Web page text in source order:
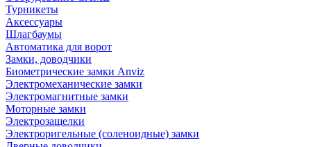
Турникеты
Аксессуары
Шлагбаумы
Автоматика для ворот
Замки, доводчики
Биометрические замки Anviz
Электромеханические замки
Электромагнитные замки
Моторные замки
Электрозащелки
Электроригельные (cоленоидные) замки